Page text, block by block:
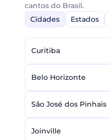
cantos do Brasil.
Cidades
Estados
Curitiba
Belo Horizonte
São José dos Pinhais
Joinville